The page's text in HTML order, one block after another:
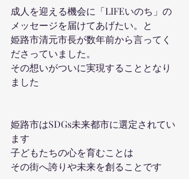
成人を迎える機会に「LIFEいのち」の
メッセージを届けてあげたい。と
姫路市清元市長が数年前から言ってく
ださっていました。
その想いがついに実現することとなり
ました
姫路市はSDGs未来都市に選定されてい
ます
子どもたちの心を育むことは
その街へ誇りや未来を創ることです